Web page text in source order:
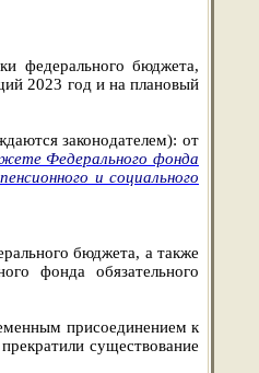
федерального бюджета,
2023 год и на плановый
законодателем): от
Федерального фонда
и социального
бюджета, а также
фонда обязательного
присоединением к
существование